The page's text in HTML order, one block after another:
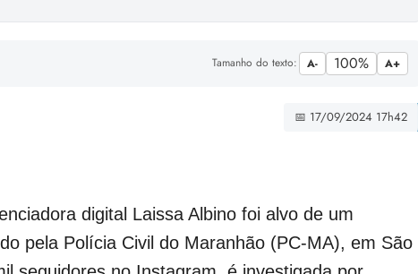
Tamanho do texto: A- 100% A+
📅 17/09/2024 17h42
digital Laissa Albino foi alvo de um
pela Polícia Civil do Maranhão (PC-MA), em São